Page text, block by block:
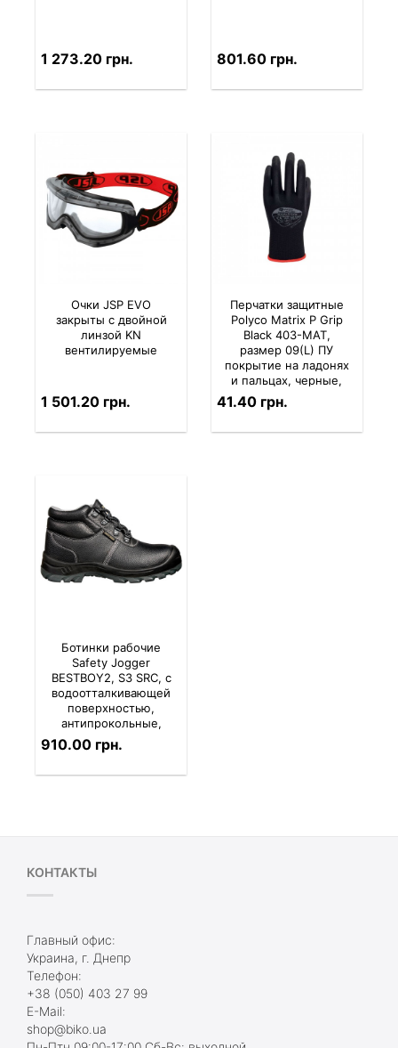
1 273.20 грн. 801.60 грн.
Очки JSP EVO
закрыты с двойной
линзой KN
вентилируемые
1 501.20 грн.
Перчатки защитные
Polyco Matrix P Grip
Black 403-MAT,
размер 09(L) ПУ
покрытие на ладонях
и пальцах, черные,
износостойкие, для
точных работ
41.40 грн.
Ботинки рабочие
Safety Jogger
BESTBOY2, S3 SRC, с
водоотталкивающей
поверхностью,
антипрокольные,
антискользящие
910.00 грн.
КОНТАКТЫ
Главный офис:
Украина, г. Днепр
Телефон:
+38 (050) 403 27 99
E-Mail:
shop@biko.ua